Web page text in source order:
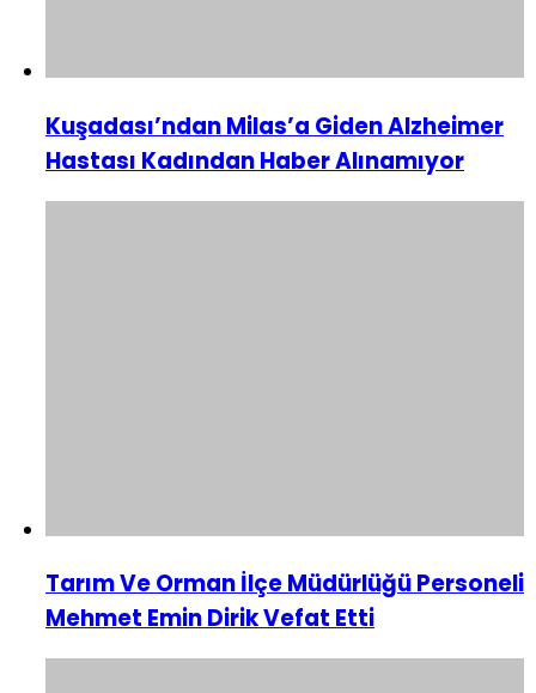
Kuşadası’ndan Milas’a Giden Alzheimer
Hastası Kadından Haber Alınamıyor
Tarım Ve Orman İlçe Müdürlüğü Personeli
Mehmet Emin Dirik Vefat Etti